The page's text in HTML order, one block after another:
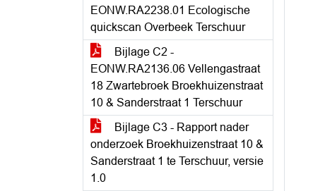
EONW.RA2238.01 Ecologische
quickscan Overbeek Terschuur
Bijlage C2 -
EONW.RA2136.06 Vellengastraat
18 Zwartebroek Broekhuizenstraat
10 & Sanderstraat 1 Terschuur
Bijlage C3 - Rapport nader
onderzoek Broekhuizenstraat 10 &
Sanderstraat 1 te Terschuur, versie
1.0